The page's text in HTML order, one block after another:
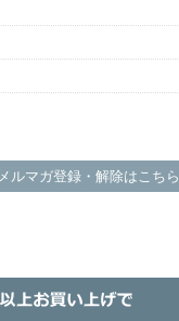
メルマガ登録・解除はこちら